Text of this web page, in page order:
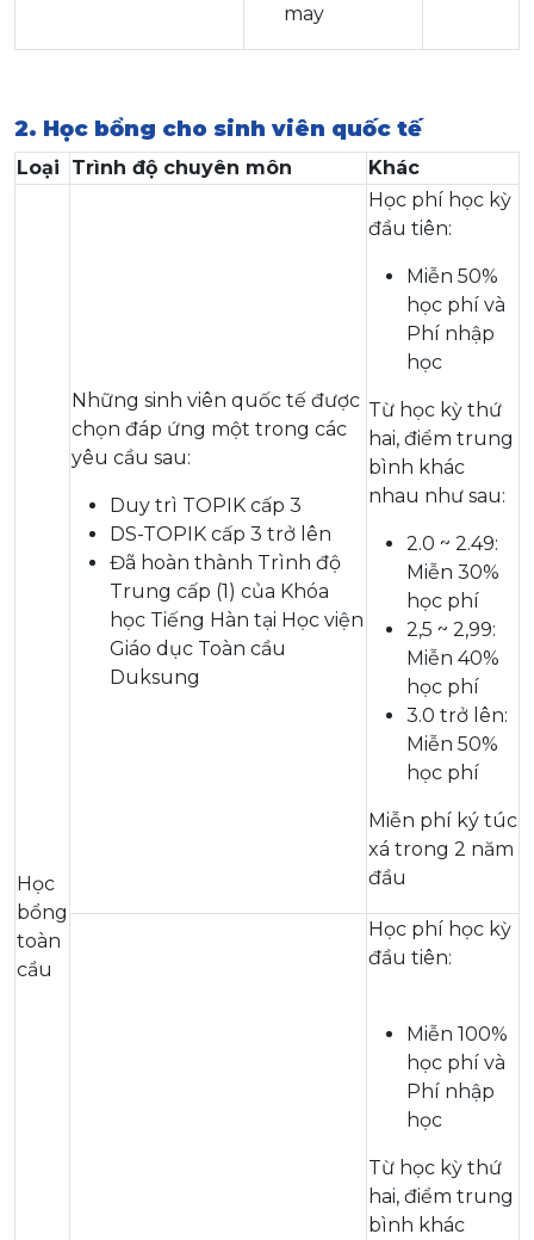
may
2. Học bổng cho sinh viên quốc tế
Loại Trình độ chuyên môn Khác
Học
bổng
toàn
cầu
Những sinh viên quốc tế được
chọn đáp ứng một trong các
yêu cầu sau:
Duy trì TOPIK cấp 3
DS-TOPIK cấp 3 trở lên
Đã hoàn thành Trình độ
Trung cấp (1) của Khóa
học Tiếng Hàn tại Học viện
Giáo dục Toàn cầu
Duksung
Học phí học kỳ
đầu tiên:
Miễn 50%
học phí và
Phí nhập
học
Từ học kỳ thứ
hai, điểm trung
bình khác
nhau như sau:
2.0 ~ 2.49:
Miễn 30%
học phí
2,5 ~ 2,99:
Miễn 40%
học phí
3.0 trở lên:
Miễn 50%
học phí
Miễn phí ký túc
xá trong 2 năm
đầu
Học phí học kỳ
đầu tiên:
Miễn 100%
học phí và
Phí nhập
học
Từ học kỳ thứ
hai, điểm trung
bình khác